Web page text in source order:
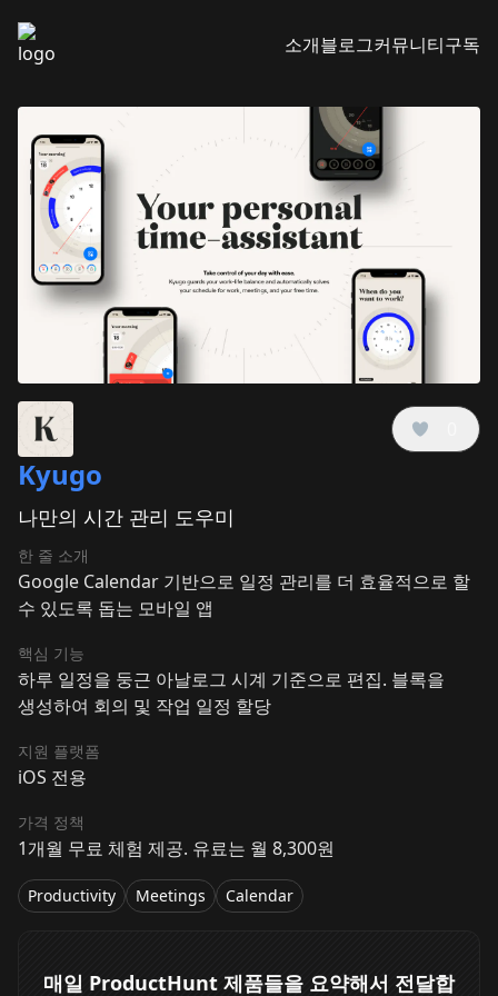
소개블로그커뮤니티구독
Kyugo
나만의 시간 관리 도우미
한 줄 소개
Google Calendar 기반으로 일정 관리를 더 효율적으로 할
수 있도록 돕는 모바일 앱
핵심 기능
하루 일정을 둥근 아날로그 시계 기준으로 편집. 블록을
생성하여 회의 및 작업 일정 할당
지원 플랫폼
iOS 전용
가격 정책
1개월 무료 체험 제공. 유료는 월 8,300원
Productivity Meetings Calendar
매일 ProductHunt 제품들을 요약해서 전달합